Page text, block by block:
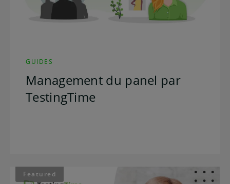
GUIDES
Management du panel par
TestingTime
Featured